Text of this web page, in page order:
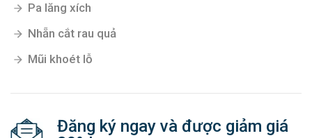
Pa lăng xích
Nhẵn cắt rau quả
Mũi khoét lỗ
Đăng ký ngay và được giảm giá